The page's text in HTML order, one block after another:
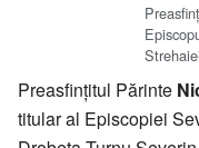
Strehaiei
Preasfințitul Părinte
titular al Episcopiei